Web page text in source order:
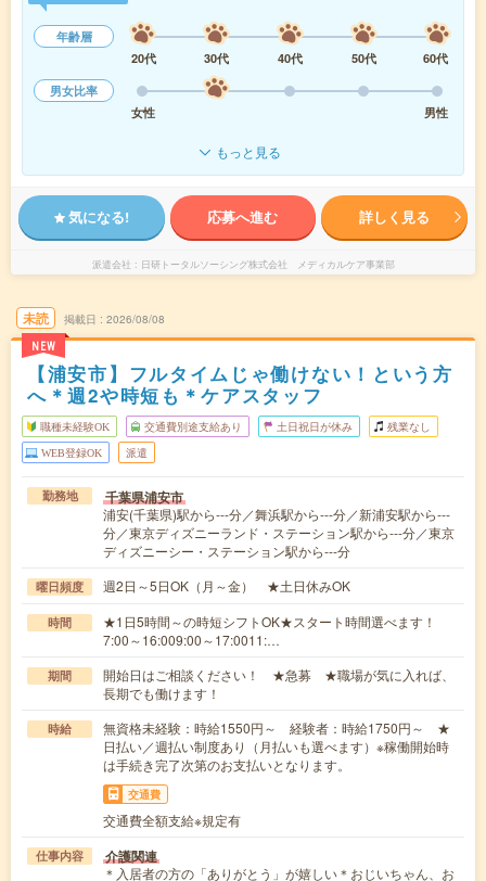
年齢層
20代
30代 40代 50代
60代
男女比率
女性
男性
もっと見る
気になる! 応募へ進む 詳しく見る
派遣会社 日研トータルソーシング株式会社 メディカルケア事業部
未読
NEW
掲載日 2026/08/08
【浦安市】フルタイムじゃ働けない！という方
へ＊週2や時短も＊ケアスタッフ
職種未経験OK 交通費別途支給あり 土日祝日が休み 残業なし
WEB登録OK 派遣
勤務地 千葉県浦安市
浦安(千葉県)駅から---分／舞浜駅から---分／新浦安駅から---
分／東京ディズニーランド・ステーション駅から---分／東京
ディズニーシー・ステーション駅から---分
曜日頻度 週2日～5日OK（月～金） ★土日休みOK
時間
★1日5時間～の時短シフトOK★スタート時間選べます！
7:00～16:009:00～17:0011:…
期間
開始日はご相談ください！ ★急募 ★職場が気に入れば、
長期でも働けます！
時給
無資格未経験：時給1550円～ 経験者：時給1750円～ ★
日払い／週払い制度あり（月払いも選べます）※稼働開始時
は手続き完了次第のお支払いとなります。
交通費
交通費全額支給※規定有
仕事内容 介護関連
＊入居者の方の「ありがとう」が嬉しい＊おじいちゃん、お